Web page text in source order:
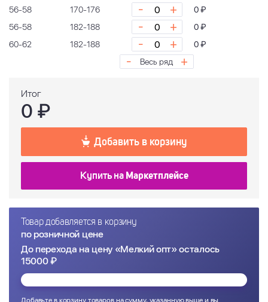
56-58
170-176 - +
0 ₽
56-58
182-188 - +
0 ₽
60-62
182-188 - + 0 ₽
- Весь ряд +
Итог
0 ₽
Добавить в корзину
Купить на Маркетплейсе
Товар добавляется в корзину
по розничной цене
До перехода на цену «Мелкий опт» осталось
15000 ₽
Добавьте в корзину товаров на сумму, указанную выше и вы